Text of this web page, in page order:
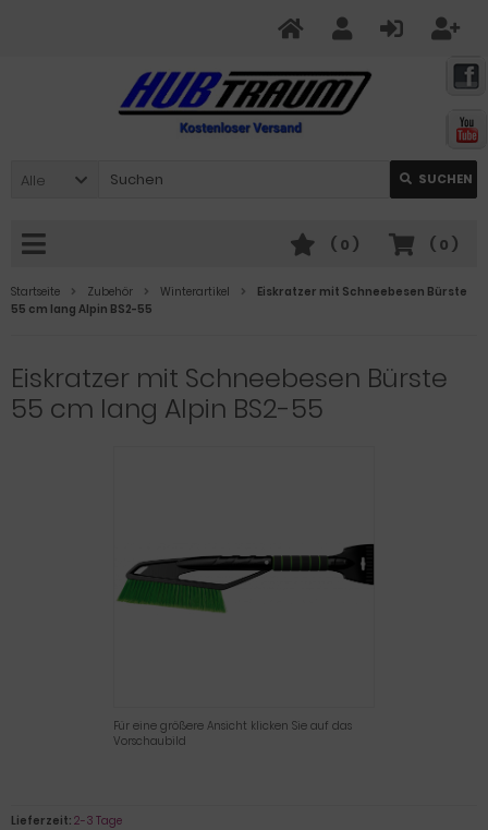
Alle SUCHEN
( 0 )
( 0 )
Startseite Zubehör Winterartikel
Eiskratzer mit Schneebesen Bürste
55 cm lang Alpin BS2-55
Eiskratzer mit Schneebesen Bürste
55 cm lang Alpin BS2-55
Für eine größere Ansicht klicken Sie auf das
Vorschaubild
Lieferzeit: 2-3 Tage